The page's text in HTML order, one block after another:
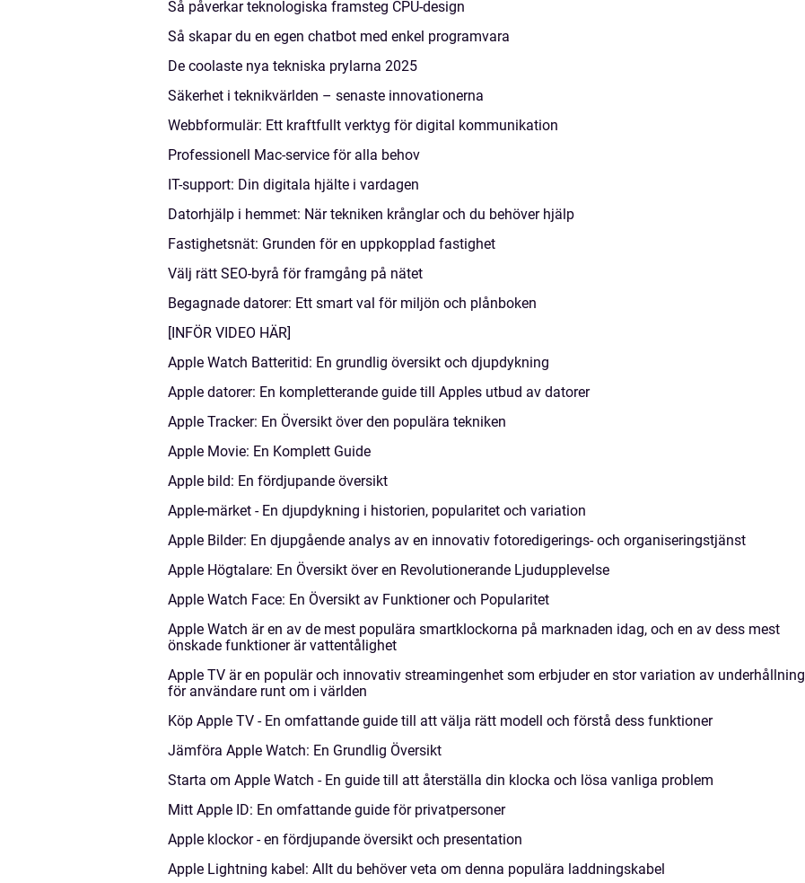
Så påverkar teknologiska framsteg CPU-design
Så skapar du en egen chatbot med enkel programvara
De coolaste nya tekniska prylarna 2025
Säkerhet i teknikvärlden – senaste innovationerna
Webbformulär: Ett kraftfullt verktyg för digital kommunikation
Professionell Mac-service för alla behov
IT-support: Din digitala hjälte i vardagen
Datorhjälp i hemmet: När tekniken krånglar och du behöver hjälp
Fastighetsnät: Grunden för en uppkopplad fastighet
Välj rätt SEO-byrå för framgång på nätet
Begagnade datorer: Ett smart val för miljön och plånboken
[INFÖR VIDEO HÄR]
Apple Watch Batteritid: En grundlig översikt och djupdykning
Apple datorer: En kompletterande guide till Apples utbud av datorer
Apple Tracker: En Översikt över den populära tekniken
Apple Movie: En Komplett Guide
Apple bild: En fördjupande översikt
Apple-märket - En djupdykning i historien, popularitet och variation
Apple Bilder: En djupgående analys av en innovativ fotoredigerings- och organiseringstjänst
Apple Högtalare: En Översikt över en Revolutionerande Ljudupplevelse
Apple Watch Face: En Översikt av Funktioner och Popularitet
Apple Watch är en av de mest populära smartklockorna på marknaden idag, och en av dess mest
önskade funktioner är vattentålighet
Apple TV är en populär och innovativ streamingenhet som erbjuder en stor variation av underhållning
för användare runt om i världen
Köp Apple TV - En omfattande guide till att välja rätt modell och förstå dess funktioner
Jämföra Apple Watch: En Grundlig Översikt
Starta om Apple Watch - En guide till att återställa din klocka och lösa vanliga problem
Mitt Apple ID: En omfattande guide för privatpersoner
Apple klockor - en fördjupande översikt och presentation
Apple Lightning kabel: Allt du behöver veta om denna populära laddningskabel